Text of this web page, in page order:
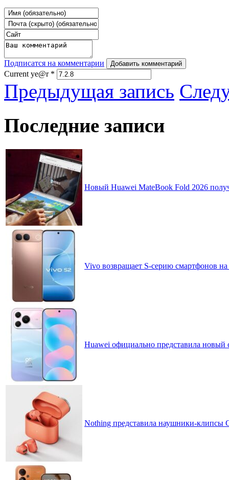
Подписатся на комментарии Добавить комментарий
Current ye@r *
Предыдущая запись
Последние записи
Новый Huawei MateBook Fold 2026
Vivo возвращает S-серию смартфонов
Huawei официально представила
Nothing представила наушники-клипсы